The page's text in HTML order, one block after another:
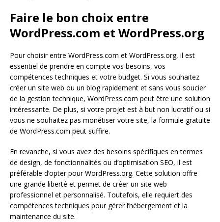
Faire le bon choix entre
WordPress.com et WordPress.org
Pour choisir entre WordPress.com et WordPress.org, il est
essentiel de prendre en compte vos besoins, vos
compétences techniques et votre budget. Si vous souhaitez
créer un site web ou un blog rapidement et sans vous soucier
de la gestion technique, WordPress.com peut être une solution
intéressante. De plus, si votre projet est à but non lucratif ou si
vous ne souhaitez pas monétiser votre site, la formule gratuite
de WordPress.com peut suffire.
En revanche, si vous avez des besoins spécifiques en termes
de design, de fonctionnalités ou d’optimisation SEO, il est
préférable d’opter pour WordPress.org. Cette solution offre
une grande liberté et permet de créer un site web
professionnel et personnalisé. Toutefois, elle requiert des
compétences techniques pour gérer l’hébergement et la
maintenance du site.